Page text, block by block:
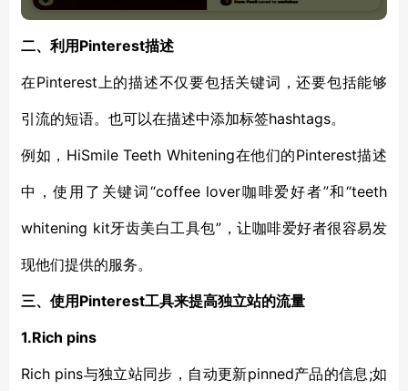
二、利用Pinterest描述
在Pinterest上的描述不仅要包括关键词，还要包括能够
引流的短语。也可以在描述中添加标签hashtags。
例如，HiSmile Teeth Whitening在他们的Pinterest描述
中，使用了关键词“coffee lover咖啡爱好者”和“teeth
whitening kit牙齿美白工具包”，让咖啡爱好者很容易发
现他们提供的服务。
三、使用Pinterest工具来提高独立站的流量
1.Rich pins
Rich pins与独立站同步，自动更新pinned产品的信息;如